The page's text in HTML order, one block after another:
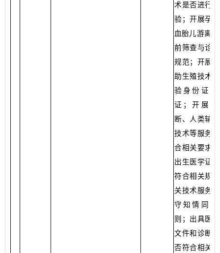
术是否进行
验；开展孕
血胎儿游离
前筛查与诊
规范；开展
助生殖技术
验身份证、
证；开展产
断、人类辅
技术等服务
合相关要求
出生医学证
符合相关规
关技术服务
守知情同意
则；出具医
文件和诊断
否符合相关